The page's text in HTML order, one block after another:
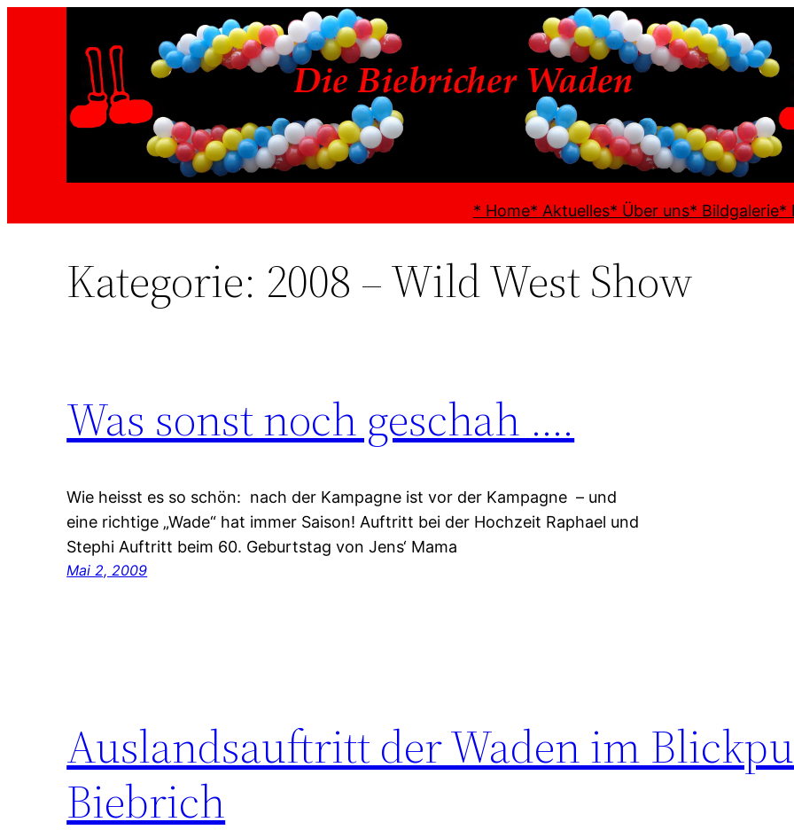
* Home* Aktuelles* Über uns* Bildgalerie*
Kategorie: 2008 – Wild West Show
Was sonst noch geschah ….
Wie heisst es so schön: nach der Kampagne ist vor der Kampagne – und
eine richtige „Wade“ hat immer Saison! Auftritt bei der Hochzeit Raphael und
Stephi Auftritt beim 60. Geburtstag von Jens‘ Mama
Mai 2, 2009
Auslandsauftritt der Waden im
Biebrich